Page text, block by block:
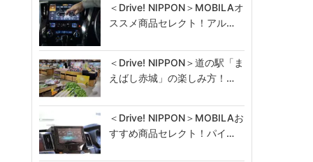
＜Drive! NIPPON＞MOBILAオ
ススメ商品セレクト！アル…
＜Drive! NIPPON＞道の駅「ま
えばし赤城」の楽しみ方！…
＜Drive! NIPPON＞MOBILAお
すすめ商品セレクト！パイ…